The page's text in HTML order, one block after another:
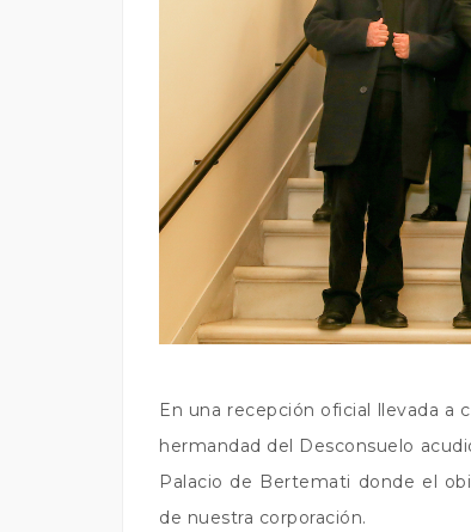
En una recepción oficial llevada a
hermandad del Desconsuelo
Palacio de Bertemati donde el
de nuestra corporación.